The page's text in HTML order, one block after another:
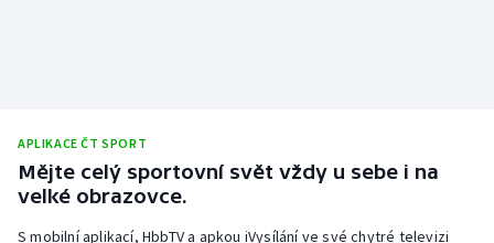
APLIKACE ČT SPORT
Mějte celý sportovní svět vždy u sebe i na
velké obrazovce.
S mobilní aplikací, HbbTV a apkou iVysílání ve své chytré televizi